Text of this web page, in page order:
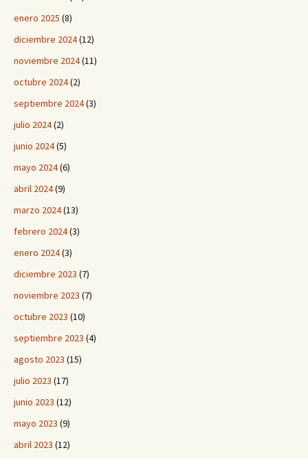
enero 2025 (8)
diciembre 2024(12)
noviembre 2024(11)
octubre 2024(2)
septiembre 2024(3)
julio 2024(2)
junio 2024(5)
mayo 2024(6)
abril 2024(9)
marzo 2024(13)
febrero 2024(3)
enero 2024(3)
diciembre 2023 (7)
noviembre 2023 (7)
octubre 2023 (10)
septiembre 2023 (4)
agosto 2023 (15)
julio 2023 (17)
junio 2023 (12)
mayo 2023 (9)
abril 2023 (12)